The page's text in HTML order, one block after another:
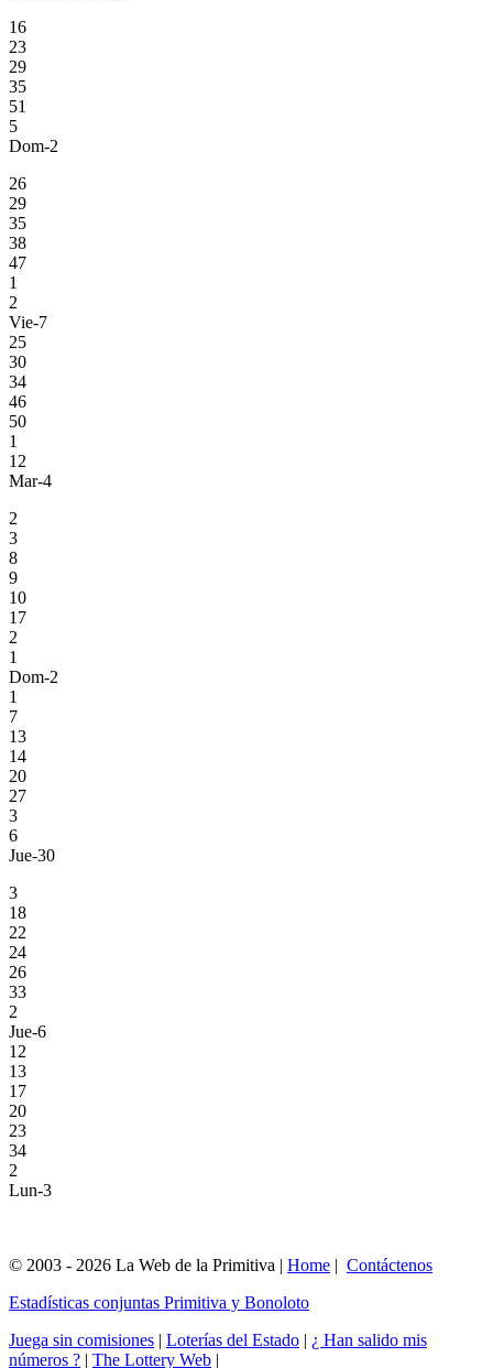
16
23
29
35
51
5
Dom-2
26
29
35
38
47
1
2
Vie-7
25
30
34
46
50
1
12
Mar-4
2
3
8
9
10
17
2
1
Dom-2
1
7
13
14
20
27
3
6
Jue-30
3
18
22
24
26
33
2
Jue-6
12
13
17
20
23
34
2
Lun-3
© 2003 - 2026 La Web de la Primitiva | Home | Contáctenos
Estadísticas conjuntas Primitiva y Bonoloto
Juega sin comisiones | Loterías del Estado | ¿ Han salido mis
números ? | The Lottery Web |